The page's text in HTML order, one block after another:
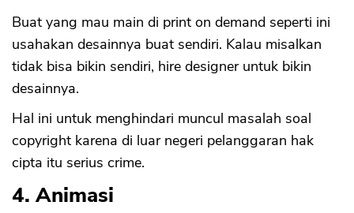
Buat yang mau main di print on demand seperti ini
usahakan desainnya buat sendiri. Kalau misalkan
tidak bisa bikin sendiri, hire designer untuk bikin
desainnya.
Hal ini untuk menghindari muncul masalah soal
copyright karena di luar negeri pelanggaran hak
cipta itu serius crime.
4. Animasi